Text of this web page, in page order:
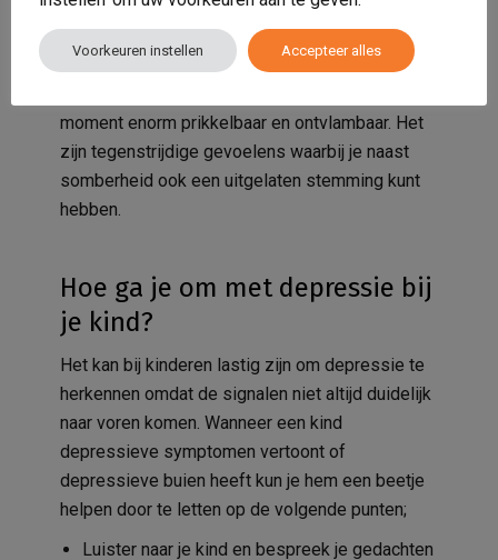
Deze vorm van depressie wordt gekenmerkt
door afwisselende optreden van depressieve
en manische stemmingen. Je kunt je het ene
moment enorm prikkelbaar en ontvlambaar. Het
zijn tegenstrijdige gevoelens waarbij je naast
somberheid ook een uitgelaten stemming kunt
hebben.
Hoe ga je om met depressie bij
je kind?
Het kan bij kinderen lastig zijn om depressie te
herkennen omdat de signalen niet altijd duidelijk
naar voren komen. Wanneer een kind
depressieve symptomen vertoont of
depressieve buien heeft kun je hem een beetje
helpen door te letten op de volgende punten;
Luister naar je kind en bespreek je gedachten
Voorkeuren instellen Accepteer alles